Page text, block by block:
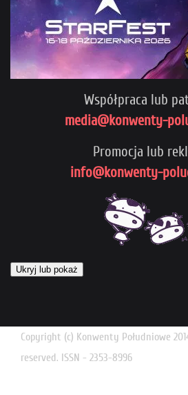
Współpraca lub
media@konwenty-
Promocja lub
info@konwenty-
Ukryj lub pokaż
Copyright (c) Konwenty Południowe
reserved. ISSN - 2353-8996